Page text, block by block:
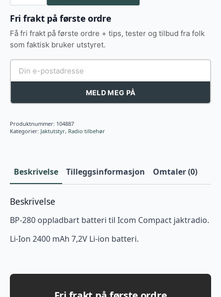
Lion
battery
7,2v
antall
Fri frakt på første ordre
Få fri frakt på første ordre + tips, tester og tilbud fra folk
som faktisk bruker utstyret.
MELD MEG PÅ
Produktnummer: 104887
Kategorier: Jaktutstyr, Radio tilbehør
Beskrivelse Tilleggsinformasjon Omtaler (0)
Beskrivelse
BP-280 oppladbart batteri til Icom Compact jaktradio.
Li-Ion 2400 mAh 7,2V Li-ion batteri.